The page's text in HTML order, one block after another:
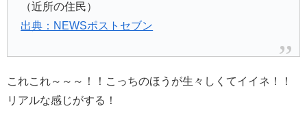
（近所の住民）
出典：NEWSポストセブン
これこれ～～～！！こっちのほうが生々しくてイイネ！！
リアルな感じがする！